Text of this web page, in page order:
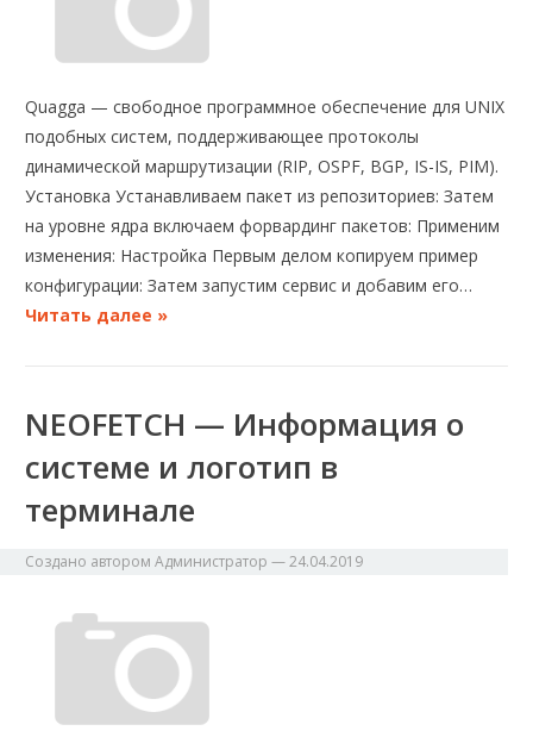
Quagga — свободное программное обеспечение для UNIX
подобных систем, поддерживающее протоколы
динамической маршрутизации (RIP, OSPF, BGP, IS-IS, PIM).
Установка Устанавливаем пакет из репозиториев: Затем
на уровне ядра включаем форвардинг пакетов: Применим
изменения: Настройка Первым делом копируем пример
конфигурации: Затем запустим сервис и добавим его…
Читать далее »
NEOFETCH — Информация о
системе и логотип в
терминале
Создано авторомАдминистратор —24.04.2019